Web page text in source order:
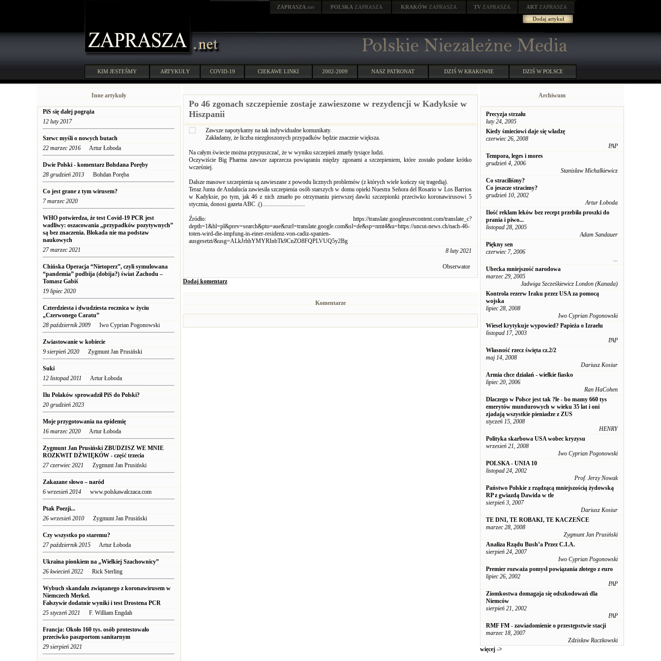
ZAPRASZA .net POLSKA ZAPRASZA KRAKÓW ZAPRASZA TV ZAPRASZA ART ZAPRASZA
Dodaj artykuł
KIM JESTEŚMY ARTYKUŁY COVID-19 CIEKAWE LINKI 2002-2009 NASZ PATRONAT DZIŚ W KRAKOWIE DZIŚ W POLSCE
Inne artykuły
PiS się dalej pogrąża
12 luty 2017
Szewc myśli o nowych butach
22 marzec 2016 Artur Łoboda
Dwie Polski - komentarz Bohdana Poręby
28 grudzień 2013 Bohdan Poręba
Co jest grane z tym wirusem?
7 marzec 2020
WHO potwierdza, że ​​test Covid-19 PCR jest
wadliwy: oszacowania „przypadków pozytywnych”
są bez znaczenia. Blokada nie ma podstaw
naukowych
27 marzec 2021
Chińska Operacja “Nietoperz”, czyli symulowana
“pandemia” podbija (dobija?) świat Zachodu –
Tomasz Gabiś
19 lipiec 2020
Czterdziesta i dwudziesta rocznica w życiu
„Czerwonego Caratu”
28 październik 2009 Iwo Cyprian Pogonowski
Zwiastowanie w kobiecie
9 sierpień 2020 Zygmunt Jan Prusiński
Suki
12 listopad 2011 Artur Łoboda
Ilu Polaków sprowadził PiS do Polski?
20 grudzień 2023
Moje przygotowania na epidemię
16 marzec 2020 Artur Łoboda
Zygmunt Jan Prusiński ZBUDZISZ WE MNIE
ROZKWIT DŹWIĘKÓW - część trzecia
27 czerwiec 2021 Zygmunt Jan Prusiński
Zakazane słowo – naród
6 wrzesień 2014 www.polskawalczaca.com
Ptak Poezji...
26 wrzesień 2010 Zygmunt Jan Prusiński
Czy wszystko po staremu?
27 październik 2015 Artur Łoboda
Ukraina pionkiem na „Wielkiej Szachownicy”
26 kwiecień 2022 Rick Sterling
Wybuch skandalu związanego z koronawirusem w
Niemczech Merkel.
Fałszywie dodatnie wyniki i test Drostena PCR
25 styczeń 2021 F. William Engdah
Francja: Około 160 tys. osób protestowało
przeciwko paszportom sanitarnym
29 sierpień 2021
Po 46 zgonach szczepienie zostaje zawieszone w rezydencji w Kadyksie w
Hiszpanii
Zawsze napotykamy na tak indywidualne komunikaty.
Zakładamy, że liczba niezgłoszonych przypadków będzie znacznie większa.
Na całym świecie można przypuszczać, że w wyniku szczepień zmarły tysiące ludzi.
Oczywiście Big Pharma zawsze zaprzecza powiązaniu między zgonami a szczepieniem, które zostało podane krótko
wcześniej.
Dalsze masowe szczepienia są zawieszane z powodu licznych problemów (z których wiele kończy się tragedią).
Teraz Junta de Andalucía zawiesiła szczepienia osób starszych w domu opieki Nuestra Señora del Rosario w Los Barrios
w Kadyksie, po tym, jak 46 z nich zmarło po otrzymaniu pierwszej dawki szczepionki przeciwko koronawirusowi 5
stycznia, donosi gazeta ABC .().............................
Źródło: https://translate.googleusercontent.com/translate_c?
depth=1&hl=pl&prev=search&pto=aue&rurl=translate.google.com&sl=de&sp=nmt4&u=https://uncut-news.ch/nach-46-
toten-wird-die-impfung-in-einer-residenz-von-cadiz-spanien-
ausgesetzt/&usg=ALkJrhhYMYRInbTk9CnZO8FQPLVUQ5y2Bg
8 luty 2021
Obserwator
Dodaj komentarz
Komentarze
Archiwum
Precyzja strzału
luty 24, 2005
Kiedy śmieciowi daje się władzę
czerwiec 26, 2008
PAP
Tempora, leges i mores
grudzień 4, 2006
Stanisław Michalkiewicz
Co straciliśmy?
Co jeszcze stracimy?
grudzień 10, 2002
Artur Łoboda
Ilość reklam leków bez recept przebiła proszki do
prania i piwo...
listopad 28, 2005
Adam Sandauer
Piękny sen
czerwiec 7, 2006
...
Ubecka mniejszość narodowa
marzec 29, 2005
Jadwiga Szcześkiewicz London (Kanada)
Kontrola rezerw Iraku przez USA za pomocą
wojska
lipiec 28, 2008
Iwo Cyprian Pogonowski
Wiesel krytykuje wypowied? Papieża o Izraelu
listopad 17, 2003
PAP
Własność rzecz święta cz.2/2
maj 14, 2008
Dariusz Kosiur
Armia chce działań - wielkie fiasko
lipiec 20, 2006
Ran HaCohen
Dlaczego w Polsce jest tak ?le - bo mamy 660 tys
emerytów mundurowych w wieku 35 lat i oni
zjadają wszystkie pieniadze z ZUS
styczeń 15, 2008
HENRY
Polityka skarbowa USA wobec kryzysu
wrzesień 21, 2008
Iwo Cyprian Pogonowski
POLSKA - UNIA 10
listopad 24, 2002
Prof. Jerzy Nowak
Państwo Polskie z rządzącą mniejszością żydowską
RP z gwiazdą Dawida w tle
sierpień 3, 2007
Dariusz Kosiur
TE DNI, TE ROBAKI, TE KACZEŃCE
marzec 28, 2008
Zygmunt Jan Prusiński
Analiza Rządu Bush’a Przez C.I.A.
sierpień 24, 2007
Iwo Cyprian Pogonowski
Premier rozważa pomysł powiązania złotego z euro
lipiec 26, 2002
PAP
Ziomkostwa domagaja się odszkodowań dla
Niemców
sierpień 21, 2002
PAP
RMF FM - zawiadomienie o przestępstwie stacji
marzec 18, 2007
Zdzisław Raczkowski
więcej ->